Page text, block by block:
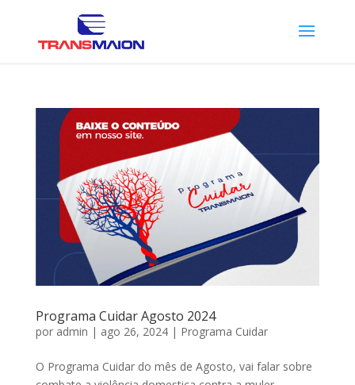
Programa Cuidar Agosto 2024
por admin | ago 26, 2024| Programa Cuidar
O Programa Cuidar do mês de Agosto, vai falar sobre